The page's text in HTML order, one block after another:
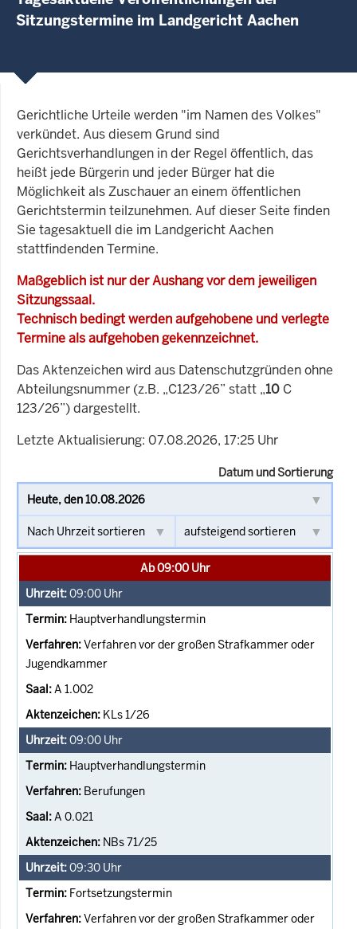
Sitzungstermine im Landgericht Aachen
Gerichtliche Urteile werden "im Namen des Volkes"
verkündet. Aus diesem Grund sind
Gerichtsverhandlungen in der Regel öffentlich, das
heißt jede Bürgerin und jeder Bürger hat die
Möglichkeit als Zuschauer an einem öffentlichen
Gerichtstermin teilzunehmen. Auf dieser Seite finden
Sie tagesaktuell die im Landgericht Aachen
stattfindenden Termine.
Maßgeblich ist nur der Aushang vor dem jeweiligen
Sitzungssaal.
Technisch bedingt werden aufgehobene und verlegte
Termine als aufgehoben gekennzeichnet.
Das Aktenzeichen wird aus Datenschutzgründen ohne
Abteilungsnummer (z.B. „C123/26” statt „10 C
123/26”) dargestellt.
Letzte Aktualisierung: 07.08.2026, 17:25 Uhr
Datum und Sortierung
Ab 09:00 Uhr
09:00 Uhr
Hauptverhandlungstermin
Verfahren vor der großen Strafkammer oder
Jugendkammer
A 1.002
KLs 1/26
09:00 Uhr
Hauptverhandlungstermin
Berufungen
A 0.021
NBs 71/25
09:30 Uhr
Fortsetzungstermin
Verfahren vor der großen Strafkammer oder